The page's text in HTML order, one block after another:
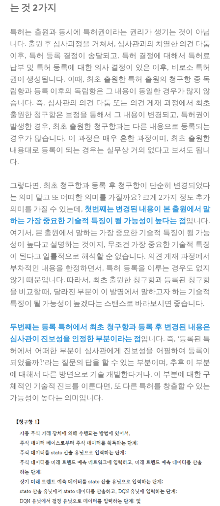
는 것 2가지
특허는 출원과 동시에 특허권이라는 권리가 생기는 것이 아닙
니다. 출원 후 심사과정을 거쳐서, 심사관과의 치열한 의견 다툼
이후, 특허 등록 결정이 송달되고, 특허 결정에 대해서 특허료
납부 및 특허 등록에 대한 의사 결정이 있은 이후, 비로소 특허
권이 생성됩니다. 이때, 최초 출원한 특허 출원의 청구항 중 독
립항과 등록 이후의 독립항은 그 내용이 동일한 경우가 많지 않
습니다. 즉, 심사관의 의견 다툼 또는 의견 게재 과정에서 최초
출원한 청구항은 보정을 통해서 그 내용이 변경되고, 특허권이
발생한 경우, 최초 출원한 청구항과는 다른 내용으로 등록되는
경우가 많습니다. 이 과정은 매우 흔한 과정이며, 최초 출원한
내용대로 등록이 되는 경우는 실무상 거의 없다고 보셔도 됩니
다.
그렇다면, 최초 청구항과 등록 후 청구항이 단순히 변경되었다
는 의미 말고 또 어떠한 의미를 가질까요? 크게 2가지 정도 추가
의미를 가질 수 있는데, 첫번째는 변경된 내용이 본 출원에서 말
하는 가장 중요한 기술적 특징이 될 가능성이 높다는 점입니다.
여기서, 본 출원에서 말하는 가장 중요한 기술적 특징이 될 가능
성이 높다고 설명하는 것이지, 무조건 가장 중요한 기술적 특징
이 된다고 일률적으로 해석할 순 없습니다. 의견 게재 과정에서
부차적인 내용을 한정하면서, 특허 등록을 이루는 경우도 없지
않기 때문입니다. 따라서, 최초 출원한 청구항과 등록된 청구항
을 비교할 때, 달라진 부분이 이 발명에서 말하고자 하는 기술적
특징이 될 가능성이 높겠다는 스탠스로 바라보시면 좋습니다.
두번째는 등록 특허에서 최초 청구항과 등록 후 변경된 내용은
심사관이 진보성을 인정한 부분이라는 점입니다. 즉, ‘등록된 특
허에서 어떠한 부분이 심사관에게 진보성을 어필하여 등록이
되었을까?’라는 질문의 답을 할 수 있는 부분이며, 추후 이 부분
에 대해서 다른 방면으로 기술 개발한다거나, 이 부분에 대한 구
체적인 기술적 진보를 이룬다면, 또 다른 특허를 창출할 수 있는
가능성이 높다는 의미입니다.